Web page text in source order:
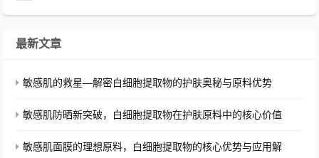
最新文章
敏感肌的救星—解密白细胞提取物的护肤奥秘与原料优势
敏感肌防晒新突破，白细胞提取物在护肤原料中的核心价值
敏感肌面膜的理想原料，白细胞提取物的核心优势与应用解